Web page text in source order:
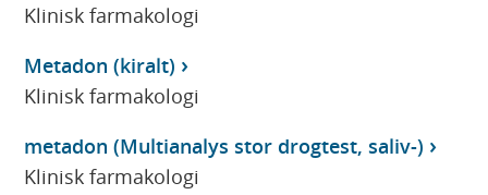
Klinisk farmakologi
Metadon (kiralt)
Klinisk farmakologi
metadon (Multianalys stor drogtest, saliv-)
Klinisk farmakologi